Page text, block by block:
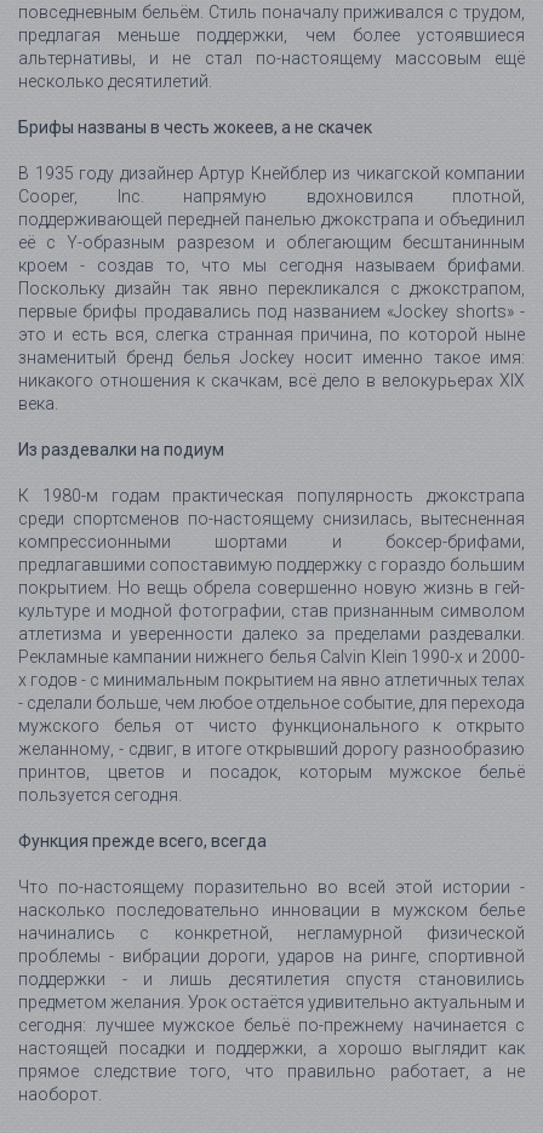
повседневным бельём. Стиль поначалу приживался с трудом,
предлагая меньше поддержки, чем более устоявшиеся
альтернативы, и не стал по-настоящему массовым ещё
несколько десятилетий.
Брифы названы в честь жокеев, а не скачек
В 1935 году дизайнер Артур Кнейблер из чикагской компании
Cooper, Inc. напрямую вдохновился плотной,
поддерживающей передней панелью джокстрапа и объединил
её с Y-образным разрезом и облегающим бесштанинным
кроем - создав то, что мы сегодня называем брифами.
Поскольку дизайн так явно перекликался с джокстрапом,
первые брифы продавались под названием «Jockey shorts» -
это и есть вся, слегка странная причина, по которой ныне
знаменитый бренд белья Jockey носит именно такое имя:
никакого отношения к скачкам, всё дело в велокурьерах XIX
века.
Из раздевалки на подиум
К 1980-м годам практическая популярность джокстрапа
среди спортсменов по-настоящему снизилась, вытесненная
компрессионными шортами и боксер-брифами,
предлагавшими сопоставимую поддержку с гораздо большим
покрытием. Но вещь обрела совершенно новую жизнь в гей-
культуре и модной фотографии, став признанным символом
атлетизма и уверенности далеко за пределами раздевалки.
Рекламные кампании нижнего белья Calvin Klein 1990-х и 2000-
х годов - с минимальным покрытием на явно атлетичных телах
- сделали больше, чем любое отдельное событие, для перехода
мужского белья от чисто функционального к открыто
желанному, - сдвиг, в итоге открывший дорогу разнообразию
принтов, цветов и посадок, которым мужское бельё
пользуется сегодня.
Функция прежде всего, всегда
Что по-настоящему поразительно во всей этой истории -
насколько последовательно инновации в мужском белье
начинались с конкретной, негламурной физической
проблемы - вибрации дороги, ударов на ринге, спортивной
поддержки - и лишь десятилетия спустя становились
предметом желания. Урок остаётся удивительно актуальным и
сегодня: лучшее мужское бельё по-прежнему начинается с
настоящей посадки и поддержки, а хорошо выглядит как
прямое следствие того, что правильно работает, а не
наоборот.